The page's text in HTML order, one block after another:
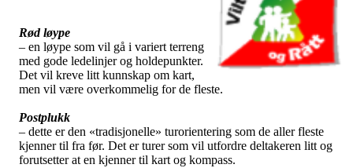
Rød løype
– en løype som vil gå i variert terreng
med gode ledelinjer og holdepunkter.
Det vil kreve litt kunnskap om kart,
men vil være overkommelig for de fleste.
Postplukk
– dette er den «tradisjonelle» turorientering som de aller fleste
kjenner til fra før. Det er turer som vil utfordre deltakeren litt og
forutsetter at en kjenner til kart og kompass.